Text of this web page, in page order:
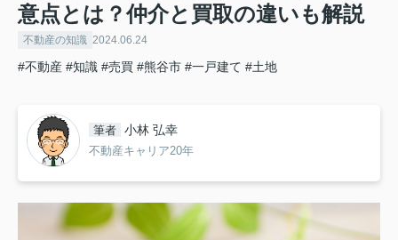
意点とは？仲介と買取の違いも解説
不動産の知識 2024.06.24
#不動産 #知識 #売買 #熊谷市 #一戸建て #土地
筆者 小林 弘幸
不動産キャリア20年